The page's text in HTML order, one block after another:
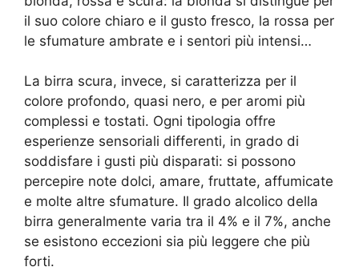
il suo colore chiaro e il gusto fresco, la rossa per
le sfumature ambrate e i sentori più intensi…
La birra scura, invece, si caratterizza per il
colore profondo, quasi nero, e per aromi più
complessi e tostati. Ogni tipologia offre
esperienze sensoriali differenti, in grado di
soddisfare i gusti più disparati: si possono
percepire note dolci, amare, fruttate, affumicate
e molte altre sfumature. Il grado alcolico della
birra generalmente varia tra il 4% e il 7%, anche
se esistono eccezioni sia più leggere che più
forti.